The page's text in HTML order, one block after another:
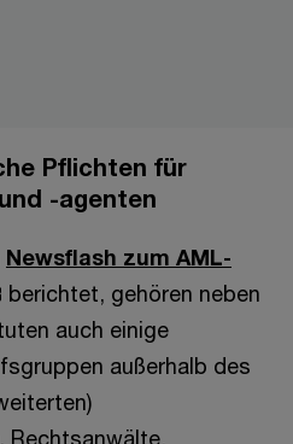
Pflichten für
-agenten
Newsflash zum AML-
berichtet, gehören neben
auch einige
außerhalb des
Rechtsanwälte,